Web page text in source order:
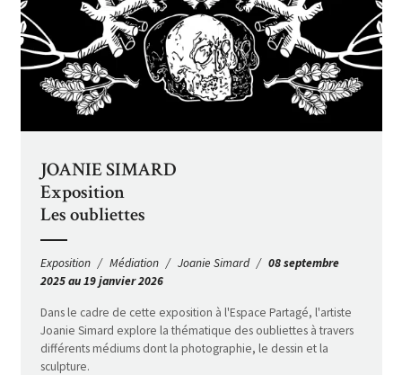
JOANIE SIMARD
Exposition
Les oubliettes
Exposition Médiation Joanie Simard
08 septembre
2025 au 19 janvier 2026
Dans le cadre de cette exposition à l'Espace Partagé, l'artiste
Joanie Simard explore la thématique des oubliettes à travers
différents médiums dont la photographie, le dessin et la
sculpture.